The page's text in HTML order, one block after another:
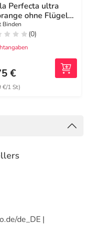
Perfecta ultra
ohne Flügel
soft
Binden
(0)
€
€/1 St)
de_DE |